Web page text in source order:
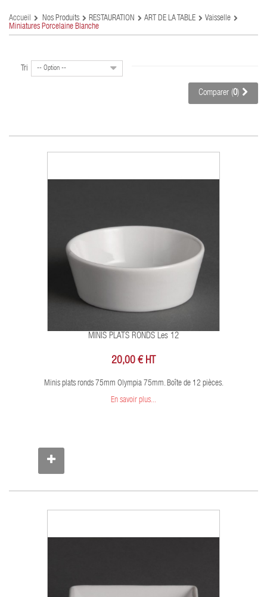
Accueil Nos Produits RESTAURATION ART DE LA TABLE
Vaisselle
Miniatures Porcelaine Blanche
Tri -- Option --
Comparer (0)
MINIS PLATS RONDS Les 12
20,00 € HT
Minis plats ronds 75mm Olympia 75mm. Boîte de 12 pièces.
En savoir plus...